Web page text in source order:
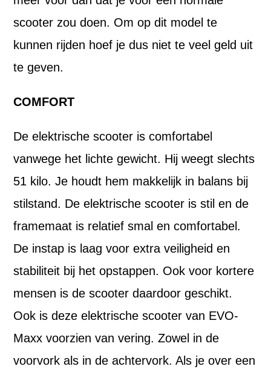
scooter zou doen. Om op dit model te
kunnen rijden hoef je dus niet te veel geld uit
te geven.
COMFORT
De elektrische scooter is comfortabel
vanwege het lichte gewicht. Hij weegt slechts
51 kilo. Je houdt hem makkelijk in balans bij
stilstand. De elektrische scooter is stil en de
framemaat is relatief smal en comfortabel.
De instap is laag voor extra veiligheid en
stabiliteit bij het opstappen. Ook voor kortere
mensen is de scooter daardoor geschikt.
Ook is deze elektrische scooter van EVO-
Maxx voorzien van vering. Zowel in de
voorvork als in de achtervork. Als je over een